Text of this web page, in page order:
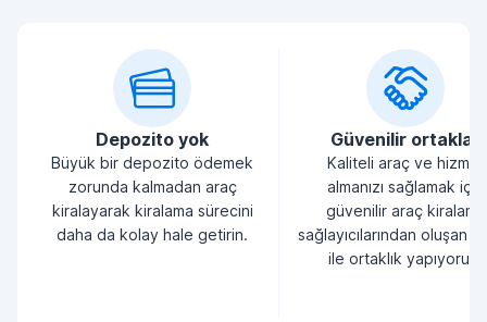
Depozito yok
Büyük bir depozito ödemek
zorunda kalmadan araç
kiralayarak kiralama sürecini
daha da kolay hale getirin.
Güvenilir ortaklar
Kaliteli araç ve hizmet
almanızı sağlamak için
güvenilir araç kiralama
sağlayıcılarından oluşan
ile ortaklık yapıyoruz.